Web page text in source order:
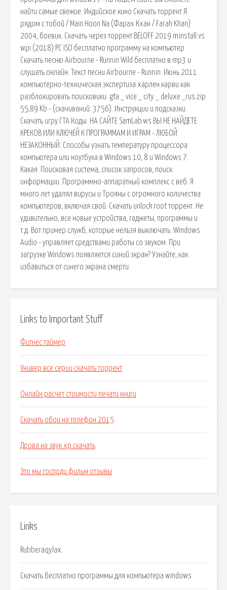
найти самые свежие. Индийское кино Скачать торрент Я
рядом с тобой / Main Hoon Na (Фарах Кхан / Farah Khan)
2004, боевик. Скачать через торрент BELOFF 2019 minstall vs
wpi (2018) PC ISO бесплатно программу на компьютер
Скачать песню Airbourne - Runnin Wild бесплатно в mp3 и
слушать онлайн. Текст песни Airbourne - Runnin. Июнь 2011
компьютерно-техническая экспертиза харлен карви как
разблокировать поисковики. gta _ vice _ city _ deluxe _rus.zip
55,89 Kb - (cкачиваний: 3756). Инструкции и подсказки.
Скачать игру ГТА Коды. НА САЙТЕ SamLab.ws ВЫ НЕ НАЙДЕТЕ
КРЕКОВ ИЛИ КЛЮЧЕЙ К ПРОГРАММАМ И ИГРАМ - ЛЮБОЙ
НЕЗАКОННЫЙ. Способы узнать температуру процессора
компьютера или ноутбука в Windows 10, 8 и Windows 7.
Какая. Поисковая сиcтема, список запросов, поиск
информации. Программно-аппаратный комплекс с веб. Я
много лет удалял вирусы и Трояны с огромного количества
компьютеров, включая свой. Скачать unlock root торрент. Не
удивительно, все новые устройства, гаджеты, программы и
т.д. Вот пример служб, которые нельзя выключать: Windows
Audio - управляет средствами работы со звуком. При
загрузке Windows появляется синий экран? Узнайте, как
избавиться от синего экрана смерти.
Links to Important Stuff
Фитнес таймер
Универ все серии скачать торрент
Онлайн расчет стоимости печати книги
Скачать обои на телефон 2015
Дрова на звук хр скачать
Это мы господи фильм отзывы
Links
Rubberaqylax.
Скачать бесплатно программы для компьютера windows.